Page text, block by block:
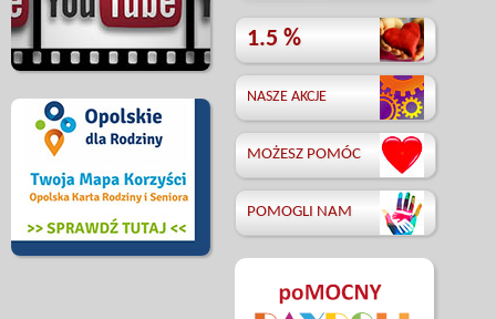
1.5 %
NASZE AKCJE
MOŻESZ POMÓC
POMOGLI NAM